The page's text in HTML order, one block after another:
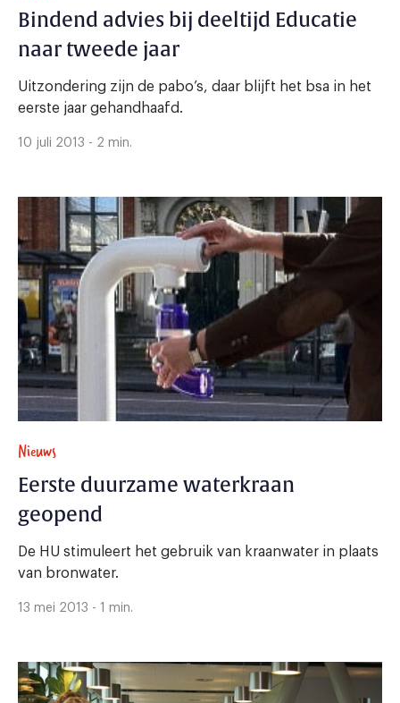
Bindend advies bij deeltijd Educatie
naar tweede jaar
Uitzondering zijn de pabo’s, daar blijft het bsa in het
eerste jaar gehandhaafd.
10 juli 2013 - 2 min.
Nieuws
Eerste duurzame waterkraan
geopend
De HU stimuleert het gebruik van kraanwater in plaats
van bronwater.
13 mei 2013 - 1 min.